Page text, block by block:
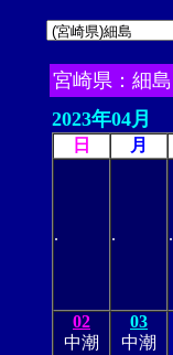
宮崎県：細島
2023年04月
日 月
. . .
02
中潮
03
中潮